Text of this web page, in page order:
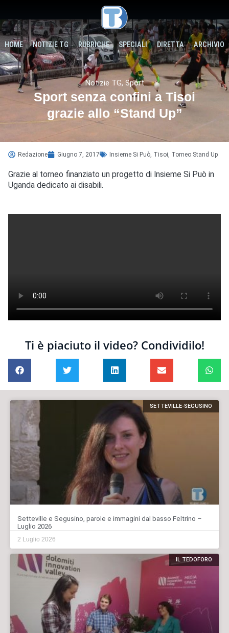
HOME NOTIZIE TG RUBRICHE SPECIALI DIRETTA ARCHIVIO
Notizie TG, Sport
Sport senza confini a Tisoi
grazie allo “Stand Up”
Redazione Giugno 7, 2017 Insieme Si Può Tisoi Torneo Stand Up
Grazie al torneo finanziato un progetto di Insieme Si Può in
Uganda dedicato ai disabili.
Ti è piaciuto il video? Condividilo!
SETTEVILLE-SEGUSINO
Setteville e Segusino, parole e immagini dal basso Feltrino –
Luglio 2026
2 Luglio 2026
IL TEDOFORO